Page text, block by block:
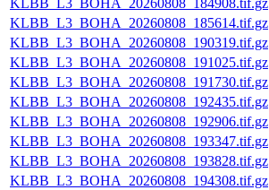
KLBB_L3_BOHA_20260808_184908.tif.gz
KLBB_L3_BOHA_20260808_185614.tif.gz
KLBB_L3_BOHA_20260808_190319.tif.gz
KLBB_L3_BOHA_20260808_191025.tif.gz
KLBB_L3_BOHA_20260808_191730.tif.gz
KLBB_L3_BOHA_20260808_192435.tif.gz
KLBB_L3_BOHA_20260808_192906.tif.gz
KLBB_L3_BOHA_20260808_193347.tif.gz
KLBB_L3_BOHA_20260808_193828.tif.gz
KLBB_L3_BOHA_20260808_194308.tif.gz